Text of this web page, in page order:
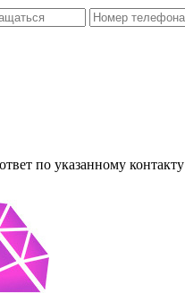
по указанному контакту